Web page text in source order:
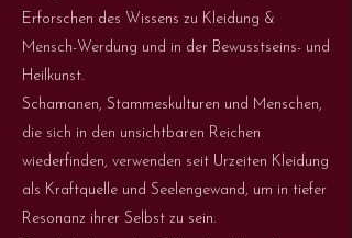
Erforschen des Wissens zu Kleidung &
Mensch-Werdung und in der Bewusstseins- und
Heilkunst.
Schamanen, Stammeskulturen und Menschen,
die sich in den unsichtbaren Reichen
wiederfinden, verwenden seit Urzeiten Kleidung
als Kraftquelle und Seelengewand, um in tiefer
Resonanz ihrer Selbst zu sein.